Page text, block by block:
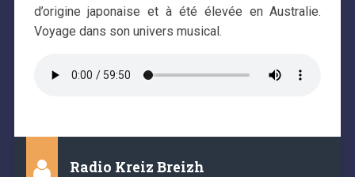
d’origine japonaise et à été élevée en Australie.
Voyage dans son univers musical.
Radio Kreiz Breizh